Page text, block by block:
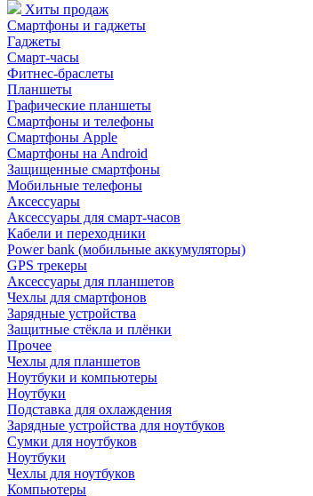
Хиты продаж
Смартфоны и гаджеты
Гаджеты
Смарт-часы
Фитнес-браслеты
Планшеты
Графические планшеты
Смартфоны и телефоны
Смартфоны Apple
Смартфоны на Android
Защищенные смартфоны
Мобильные телефоны
Аксессуары
Аксессуары для смарт-часов
Кабели и переходники
Power bank (мобильные аккумуляторы)
GPS трекеры
Аксессуары для планшетов
Чехлы для смартфонов
Зарядные устройства
Защитные стёкла и плёнки
Прочее
Чехлы для планшетов
Ноутбуки и компьютеры
Ноутбуки
Подставка для охлаждения
Зарядные устройства для ноутбуков
Сумки для ноутбуков
Ноутбуки
Чехлы для ноутбуков
Компьютеры